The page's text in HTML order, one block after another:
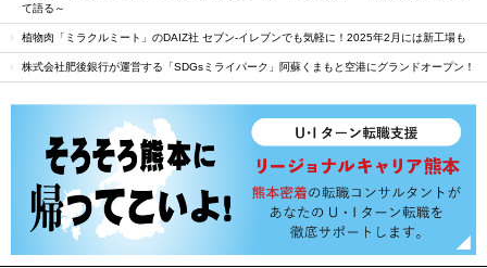
て語る～
植物肉「ミラクルミート」のDAIZ社 セブン‐イレブンでも気軽に！2025年2月には新工場も
株式会社肥後銀行が運営する「SDGsミライパーク」阿蘇くまもと空港にグランドオープン！